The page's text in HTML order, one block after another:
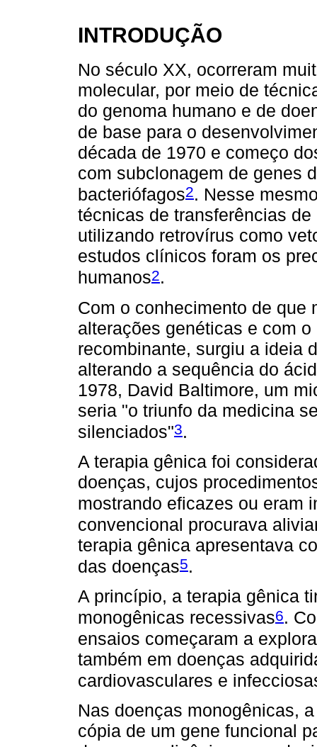
INTRODUÇÃO
No século XX, ocorreram
molecular, por meio de
do genoma humano e de
de base para o
década de 1970 e começo
com subclonagem de genes
bacteriófagos2. Nesse
técnicas de transferências
utilizando retrovírus como
estudos clínicos foram os
humanos2.
Com o conhecimento de que
alterações genéticas e com
recombinante, surgiu a ideia
alterando a sequência do
1978, David Baltimore, um
seria "o triunfo da medicina
silenciados"3.
A terapia gênica foi
doenças, cujos
mostrando eficazes ou eram
convencional procurava
terapia gênica apresentava
das doenças5.
A princípio, a terapia gênica
monogênicas recessivas6.
ensaios começaram a
também em doenças
cardiovasculares e
Nas doenças monogênicas,
cópia de um gene funcional